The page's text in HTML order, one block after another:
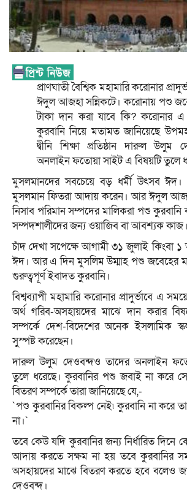
প্রাণঘাতী বৈশ্বিক মহামারি করোনার
ঈদুল আজহা সন্নিকটে। করোনায় পশু
টাকা দান করা যাবে কি? করোনার
কুরবানি নিয়ে মতামত জানিয়েছে
দ্বীনি শিক্ষা প্রতিষ্ঠান দারুল উলুম
অনলাইন ফতোয়া সাইট এ বিষয়টি তুলে
মুসলমানদের সবচেয়ে বড় ধর্মী উৎসব
মুসলমান ফিতরা আদায় করেন। আর ঈদুল
নিসাব পরিমান সম্পদের মালিকরা পশু
সম্পদশালীদের জন্য ওয়াজিব বা আবশ্যক কাজ।
চাঁদ দেখা সপেক্ষে আগামী ৩১ জুলাই কিংবা
ঈদ। আর এ দিন মুসলিম উম্মাহ পশু জবেহের
গুরুত্বপূর্ণ ইবাদত কুরবানি।
বিশ্বব্যাপী মহামারি করোনার প্রাদুর্ভাবে এ
অর্থ গরিব-অসহায়দের মাঝে দান করার
সম্পর্কে দেশ-বিদেশের অনেক ইসলামিক
সুস্পষ্ট করেছেন।
দারুল উলুম দেওবন্দও তাদের অনলাইন
তুলে ধরেছে। কুরবানির পশু জবাই না করে
বিতরণ সম্পর্কে তারা জানিয়েছে যে,-
`পশু কুরবানির বিকল্প নেই৷ কুরবানি না করে
না।`
তবে কেউ যদি কুরবানির জন্য নির্ধারিত দিনে
আদায় করতে সক্ষম না হয় তবে কুরবানির
অসহায়দের মাঝে বিতরণ করতে হবে বলেও
দেওবন্দ।